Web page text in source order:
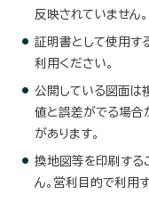
反映されていません。
証明書として使用す
利用ください。
公開している図面は
値と誤差がでる場合
があります。
換地図等を印刷する
ん。営利目的で利用